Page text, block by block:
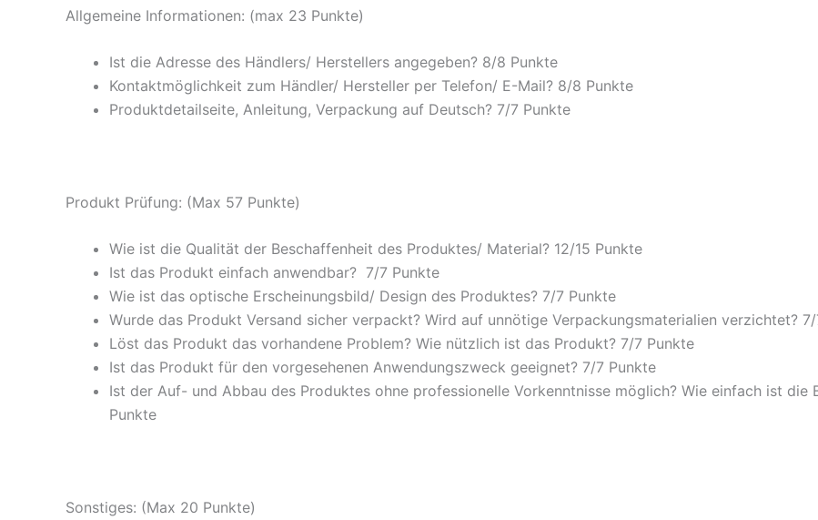
Allgemeine Informationen: (max 23 Punkte)
Ist die Adresse des Händlers/ Herstellers angegeben? 8/8 Punkte
Kontaktmöglichkeit zum Händler/ Hersteller per Telefon/ E-Mail? 8/8 Punkte
Produktdetailseite, Anleitung, Verpackung auf Deutsch? 7/7 Punkte
Produkt Prüfung: (Max 57 Punkte)
Wie ist die Qualität der Beschaffenheit des Produktes/ Material? 12/15 Punkte
Ist das Produkt einfach anwendbar? 7/7 Punkte
Wie ist das optische Erscheinungsbild/ Design des Produktes? 7/7 Punkte
Wurde das Produkt Versand sicher verpackt? Wird auf unnötige Verpackungsmaterialien verzichtet? 7/
Löst das Produkt das vorhandene Problem? Wie nützlich ist das Produkt? 7/7 Punkte
Ist das Produkt für den vorgesehenen Anwendungszweck geeignet? 7/7 Punkte
Ist der Auf- und Abbau des Produktes ohne professionelle Vorkenntnisse möglich? Wie einfach ist die
Punkte
Sonstiges: (Max 20 Punkte)